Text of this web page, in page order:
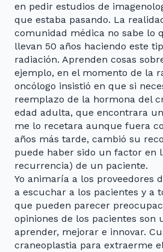
en pedir estudios de
que estaba pasando. La
comunidad médica no sabe lo
llevan 50 años haciendo este
radiación. Aprenden cosas
ejemplo, en el momento de la
oncólogo insistió en que si
reemplazo de la hormona del
edad adulta, que encontrara
me lo recetara aunque fuera
años más tarde, cambió su
puede haber sido un factor en
recurrencia) de un paciente.
Yo animaría a los proveedores
a escuchar a los pacientes y a
que pueden parecer
opiniones de los pacientes son
aprender, mejorar e innovar.
craneoplastia para extraerme